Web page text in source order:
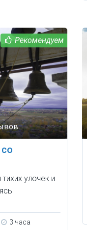
улочек и
3 часа